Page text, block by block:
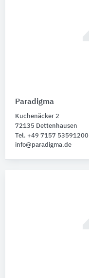
Paradigma
Kuchenäcker 2
72135 Dettenhausen
Tel. +49 7157 53591200
info@paradigma.de